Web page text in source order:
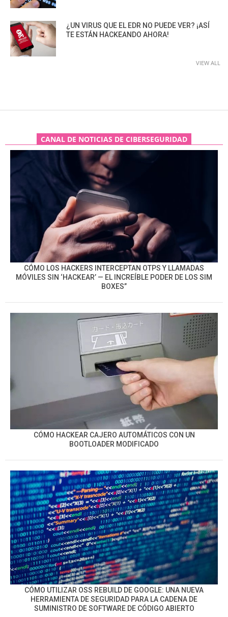
¿UN VIRUS QUE EL EDR NO PUEDE VER? ¡ASÍ
TE ESTÁN HACKEANDO AHORA!
VIEW ALL
CANAL DE NOTICIAS DE CIBERSEGURIDAD
CÓMO LOS HACKERS INTERCEPTAN OTPS Y LLAMADAS
MÓVILES SIN ‘HACKEAR’ — EL INCREÍBLE PODER DE LOS SIM
BOXES”
CÓMO HACKEAR CAJERO AUTOMÁTICOS CON UN
BOOTLOADER MODIFICADO
CÓMO UTILIZAR OSS REBUILD DE GOOGLE: UNA NUEVA
HERRAMIENTA DE SEGURIDAD PARA LA CADENA DE
SUMINISTRO DE SOFTWARE DE CÓDIGO ABIERTO